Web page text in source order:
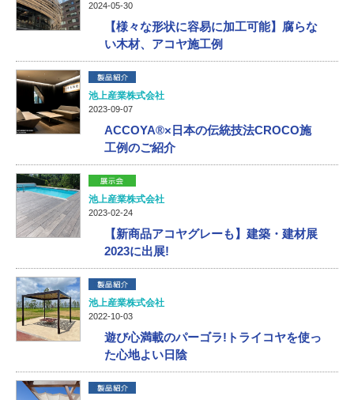
2024-05-30
【様々な形状に容易に加工可能】腐らな
い木材、アコヤ施工例
池上産業株式会社
2023-09-07
ACCOYA®×日本の伝統技法CROCO施
工例のご紹介
池上産業株式会社
2023-02-24
【新商品アコヤグレーも】建築・建材展
2023に出展!
池上産業株式会社
2022-10-03
遊び心満載のパーゴラ!トライコヤを使っ
た心地よい日陰